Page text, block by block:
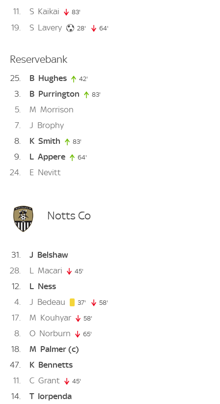
11
S Kaikai 83'
19 S Lavery 28' 28. minute
64'
Reservebank
25 B Hughes 42'
3 B Purrington 83'
5 M Morrison
7
J Brophy
8
K Smith 83'
9 L Appere 64'
24 E Nevitt
Notts Co
31 J Belshaw
28
L Macari 45'
12 L Ness
4
J Bedeau 37' 37. minute
58'
17 M Kouhyar 58'
8 O Norburn 65'
18 M Palmer (c)
47
K Bennetts
11
C Grant 45'
14 T Iorpenda